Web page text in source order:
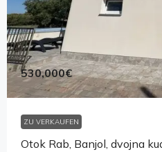
530,000€
ZU VERKAUFEN
Otok Rab, Banjol, dvojna